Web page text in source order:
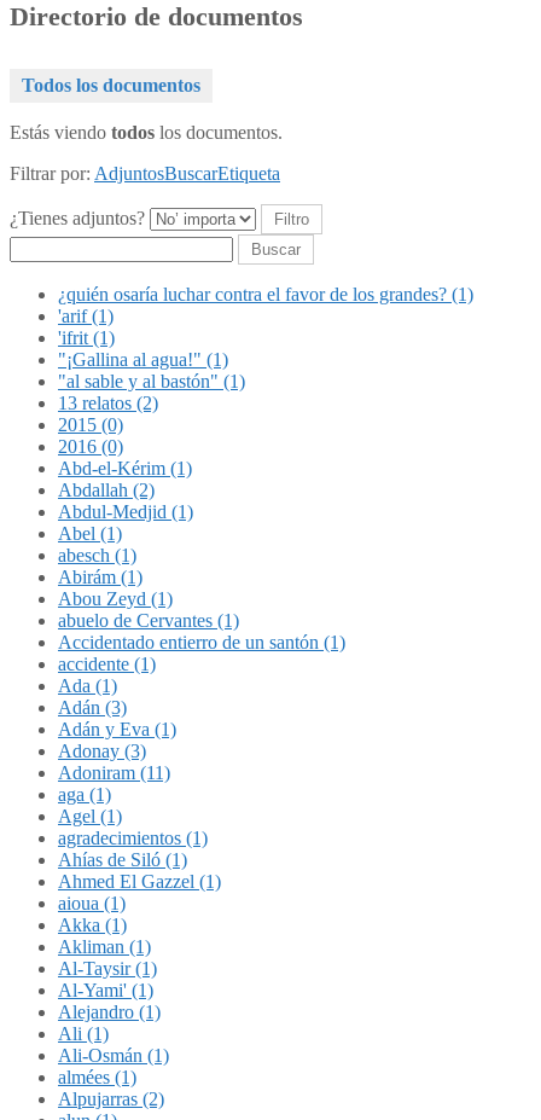
Directorio de documentos
Todos los documentos
Estás viendo todos los documentos.
Filtrar por: AdjuntosBuscarEtiqueta
¿Tienes adjuntos?
Buscar
¿quién osaría luchar contra el favor de los grandes? (1)
'arif (1)
'ifrit (1)
"¡Gallina al agua!" (1)
"al sable y al bastón" (1)
13 relatos (2)
2015 (0)
2016 (0)
Abd-el-Kérim (1)
Abdallah (2)
Abdul-Medjid (1)
Abel (1)
abesch (1)
Abirám (1)
Abou Zeyd (1)
abuelo de Cervantes (1)
Accidentado entierro de un santón (1)
accidente (1)
Ada (1)
Adán (3)
Adán y Eva (1)
Adonay (3)
Adoniram (11)
aga (1)
Agel (1)
agradecimientos (1)
Ahías de Siló (1)
Ahmed El Gazzel (1)
aioua (1)
Akka (1)
Akliman (1)
Al-Taysir (1)
Al-Yami' (1)
Alejandro (1)
Ali (1)
Ali-Osmán (1)
almées (1)
Alpujarras (2)